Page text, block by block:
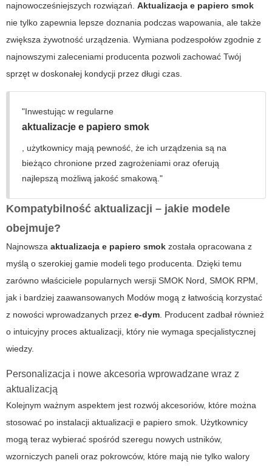
najnowocześniejszych rozwiązań. Aktualizacja e papiero smok
nie tylko zapewnia lepsze doznania podczas wapowania, ale także
zwiększa żywotność urządzenia. Wymiana podzespołów zgodnie z
najnowszymi zaleceniami producenta pozwoli zachować Twój
sprzęt w doskonałej kondycji przez długi czas.
"Inwestując w regularne
aktualizacje e papiero smok
, użytkownicy mają pewność, że ich urządzenia są na
bieżąco chronione przed zagrożeniami oraz oferują
najlepszą możliwą jakość smakową."
Kompatybilność aktualizacji – jakie modele
obejmuje?
Najnowsza aktualizacja e papiero smok została opracowana z
myślą o szerokiej gamie modeli tego producenta. Dzięki temu
zarówno właściciele popularnych wersji SMOK Nord, SMOK RPM,
jak i bardziej zaawansowanych Modów mogą z łatwością korzystać
z nowości wprowadzanych przez e-dym. Producent zadbał również
o intuicyjny proces aktualizacji, który nie wymaga specjalistycznej
wiedzy.
Personalizacja i nowe akcesoria wprowadzane wraz z
aktualizacją
Kolejnym ważnym aspektem jest rozwój akcesoriów, które można
stosować po instalacji aktualizacji e papiero smok. Użytkownicy
mogą teraz wybierać spośród szeregu nowych ustników,
wzorniczych paneli oraz pokrowców, które mają nie tylko walory